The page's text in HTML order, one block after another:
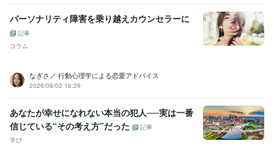
「幸せ」って何なん？
☆令和版　美容室攻略マニュアル イキイキ社員が育つ「3つの方
法」
なぜか好かれる人　なぜ
か嫌われる人
心が楽になる意識　〜
いや 電話相談で「選ばれる人になる！」
WordPress:3年
PowerDirector:10年Canva:0年
パーソナリティ障害を乗り越えカウンセラーに
記事
コラム
なぎさ／ 行動心理学による恋愛アドバイス
2026/08/02 16:29
あなたが幸せになれない本当の犯人──実は一番
信じている“その考え方”だった
記事
学び